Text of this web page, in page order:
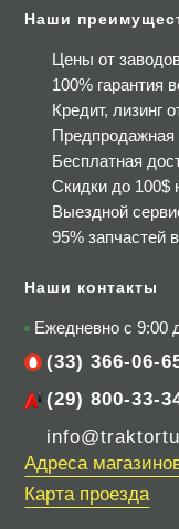
Наши
Цены от
100% гарантия
Кредит, лизинг
Предпродажная
Бесплатная
Скидки до 100$
Выездной
95% запчастей
Наши контакты
Ежедневно с 9:00
(33) 366-06-
(29) 800-33-
Адреса
Карта проезда